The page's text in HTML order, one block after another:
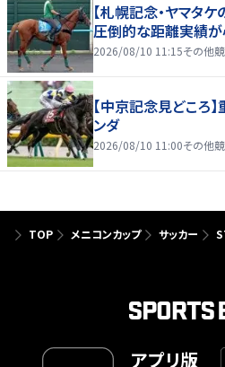
【札幌記念・ヤマタ
圧倒的な距離実績が
2026/08/10 11:15その他
【中京記念見どころ
ンダ
2026/08/10 11:00その他
TOP メニコンカップ サッカー
アプリ版